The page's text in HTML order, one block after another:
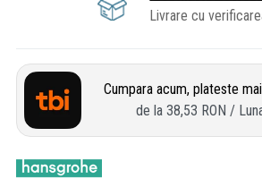
Livrare cu
Cumpara acum, plateste
de la 38,53 RON /